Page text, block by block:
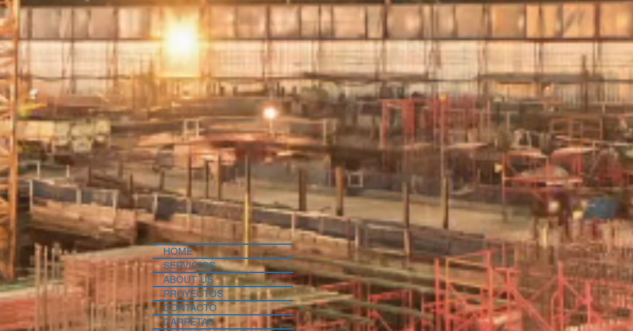
HOME
SERVICIOS
ABOUT US
PROYECTOS
CONTACTO
CARPETAS